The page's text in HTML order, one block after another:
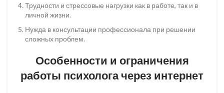
Трудности и стрессовые нагрузки как в работе, так и в
личной жизни.
Нужда в консультации профессионала при решении
сложных проблем.
Особенности и ограничения
работы психолога через интернет